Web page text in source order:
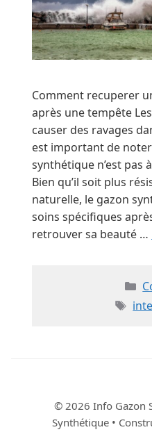
Comment recuperer
après une tempête
causer des ravages
est important de
synthétique n’est pas
Bien qu’il soit plus
naturelle, le gazon
soins spécifiques
retrouver sa beauté …
© 2026 Info Gazon
Synthétique •